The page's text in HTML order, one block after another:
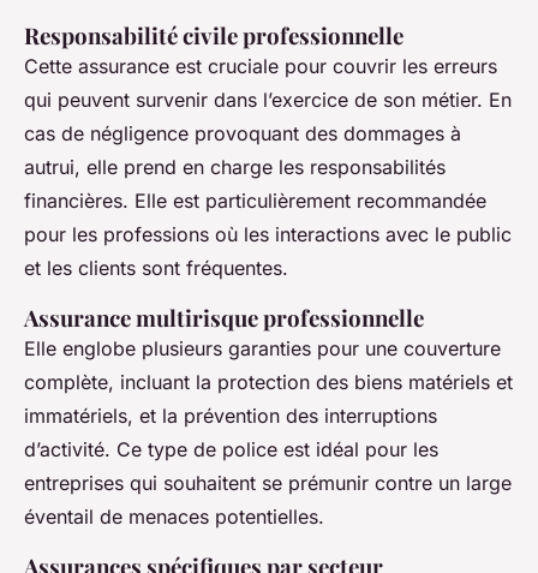
Responsabilité civile professionnelle
Cette assurance est cruciale pour couvrir les erreurs
qui peuvent survenir dans l’exercice de son métier. En
cas de négligence provoquant des dommages à
autrui, elle prend en charge les responsabilités
financières. Elle est particulièrement recommandée
pour les professions où les interactions avec le public
et les clients sont fréquentes.
Assurance multirisque professionnelle
Elle englobe plusieurs garanties pour une couverture
complète, incluant la protection des biens matériels et
immatériels, et la prévention des interruptions
d’activité. Ce type de police est idéal pour les
entreprises qui souhaitent se prémunir contre un large
éventail de menaces potentielles.
Assurances spécifiques par secteur